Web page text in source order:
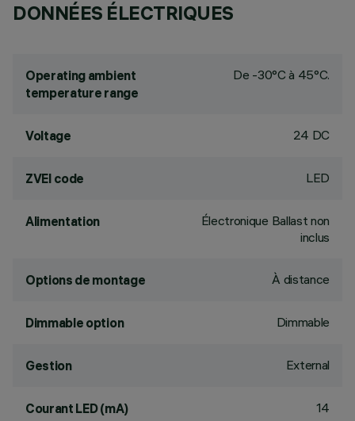
DONNÉES ÉLECTRIQUES
Operating ambient
temperature range
De -30°C à 45°C.
Voltage 24 DC
ZVEI code LED
Alimentation
Électronique Ballast non
inclus
Options de montage À distance
Dimmable option Dimmable
Gestion External
Courant LED (mA) 14